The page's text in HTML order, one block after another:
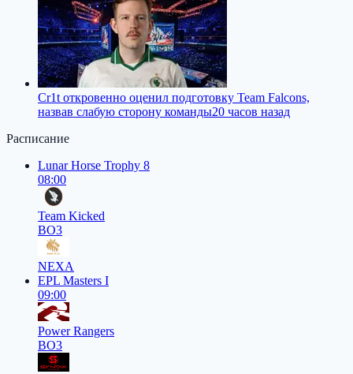
Cr1t откровенно оценил подготовку Team Falcons,
назвав слабую сторону команды20 часов назад
Расписание
Lunar Horse Trophy 8
08:00
Team Kicked
BO3
NEXA
EPL Masters I
09:00
Power Rangers
BO3